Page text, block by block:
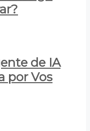
de IA
por Vos